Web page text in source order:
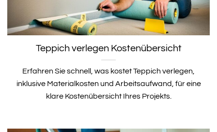
Teppich verlegen Kostenübersicht
Erfahren Sie schnell, was kostet Teppich verlegen,
inklusive Materialkosten und Arbeitsaufwand, für eine
klare Kostenübersicht Ihres Projekts.